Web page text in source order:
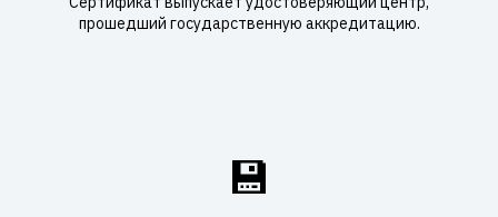
прошедший государственную аккредитацию.
💾